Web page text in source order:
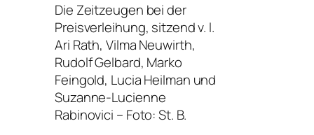
Die Zeitzeugen bei der
Preisverleihung, sitzend v. l.
Ari Rath, Vilma Neuwirth,
Rudolf Gelbard, Marko
Feingold, Lucia Heilman und
Suzanne-Lucienne
Rabinovici – Foto: St. B.